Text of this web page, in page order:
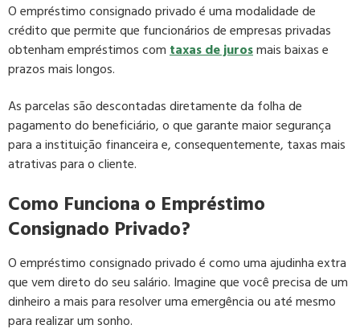
O empréstimo consignado privado é uma modalidade de
crédito que permite que funcionários de empresas privadas
obtenham empréstimos comtaxas de jurosmais baixas e
prazos mais longos.
As parcelas são descontadas diretamente da folha de
pagamento do beneficiário, o que garante maior segurança
para a instituição financeira e, consequentemente, taxas mais
atrativas para o cliente.
Como Funciona o Empréstimo
Consignado Privado?
O empréstimo consignado privado é como uma ajudinha extra
que vem direto do seu salário. Imagine que você precisa de um
dinheiro a mais para resolver uma emergência ou até mesmo
para realizar um sonho.